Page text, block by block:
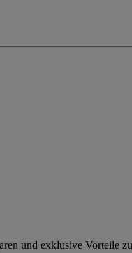
und exklusive Vorteile